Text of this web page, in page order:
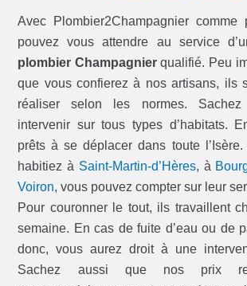
Avec Plombier2Champagnier comme
pouvez vous attendre au service
plombier Champagnierqualifié. Peu
que vous confierez à nos artisans, ils
réaliser selon les normes. Sachez
intervenir sur tous types d’habitats.
prêts à se déplacer dans toute
habitiez à Saint-Martin-d’Hères, à
Voiron, vous pouvez compter sur leur
Pour couronner le tout, ils travaillent
semaine. En cas de fuite d’eau ou de
donc, vous aurez droit à une
Sachez aussi que nos prix